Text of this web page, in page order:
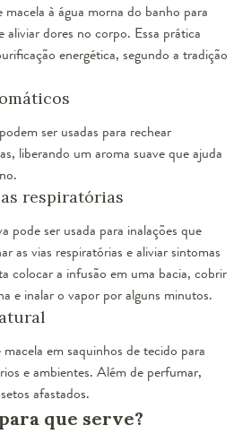
à água morna do banho para
aliviar dores no corpo. Essa prática
energética, segundo a tradição
ser usadas para rechear
liberando um aroma suave que ajuda
respiratórias
pode ser usada para inalações que
as vias respiratórias e aliviar sintomas
colocar a infusão em uma bacia, cobrir
e inalar o vapor por alguns minutos.
em saquinhos de tecido para
e ambientes. Além de perfumar,
afastados.
que serve?